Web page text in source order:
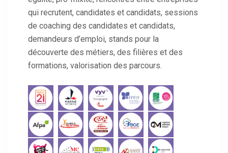
qui recrutent, candidates et candidats, sessions
de coaching des candidates et candidats,
demandeurs d’emploi, stands pour la
découverte des métiers, des filières et des
formations, valorisation des parcours.